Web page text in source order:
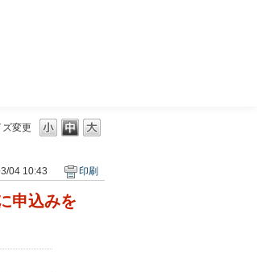
変更
04 10:43 印刷
申込みを